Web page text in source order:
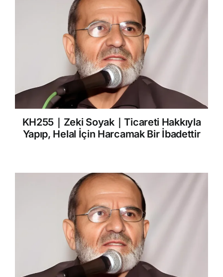
KH255｜Zeki Soyak｜Ticareti Hakkıyla
Yapıp, Helal İçin Harcamak Bir İbadettir